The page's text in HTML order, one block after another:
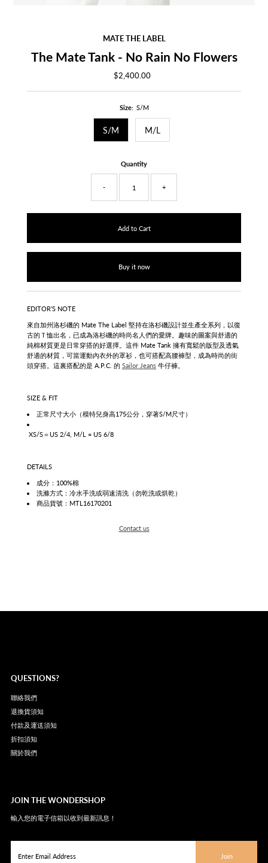
MATE THE LABEL
The Mate Tank - No Rain No Flowers
Regular
$2,400.00
Size: S/M
S/M M/L
Quantity
- +
Buy it now
EDITOR’S NOTE
來自加州洛杉磯的 Mate The Label 堅持在洛杉磯設計並生產全系列， 以復
古的Ｔ恤出名，已成為洛杉磯的時尚名人們的愛牌。趣味的圖案與舒適的
純棉材質更是日常穿搭的好選擇。這件 Mate Tank 擁有寬鬆的版型及透氣
舒適的材質，可當運動內衣外的罩衫，也可搭配高腰褲型，成為時尚的街
頭穿搭。這裏搭配的是 A.P.C. 的 Sailor Jeans牛仔褲。
SIZE & FIT
正常尺寸大小（模特兒身高175公分，穿著S/M尺寸）
XS/S＝US 2/4, M/L = US 6/8
DETAILS
成分：100%棉
洗滌方式：冷水手洗或弱速清洗（勿乾洗或烘乾）
商品貨號：MTL16170201
Contact us
QUESTIONS?
聯絡我們
退換貨須知
付款及運送須知
折扣須知
關於我們
JOIN THE WONDERSHOP
輸入您的電子信箱以收到最新訊息！